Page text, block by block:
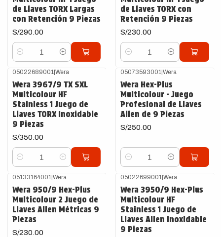
de Llaves TORX Largas
con Retención 9 Piezas
S/290.00
Cantidad
de Llaves TORX con
Retención 9 Piezas
S/230.00
Cantidad
05022689001 |Wera
Wera 3967/9 TX SXL
Multicolour HF
Stainless 1 Juego de
Llaves TORX Inoxidable
9 Piezas
S/350.00
Cantidad
05073593001 |Wera
Wera Hex-Plus
Multicolour - Juego
Profesional de Llaves
Allen de 9 Piezas
S/250.00
Cantidad
05133164001 |Wera
Wera 950/9 Hex-Plus
Multicolour 2 Juego de
Llaves Allen Métricas 9
Piezas
S/230.00
05022699001 |Wera
Wera 3950/9 Hex-Plus
Multicolour HF
Stainless 1 Juego de
Llaves Allen Inoxidable
9 Piezas